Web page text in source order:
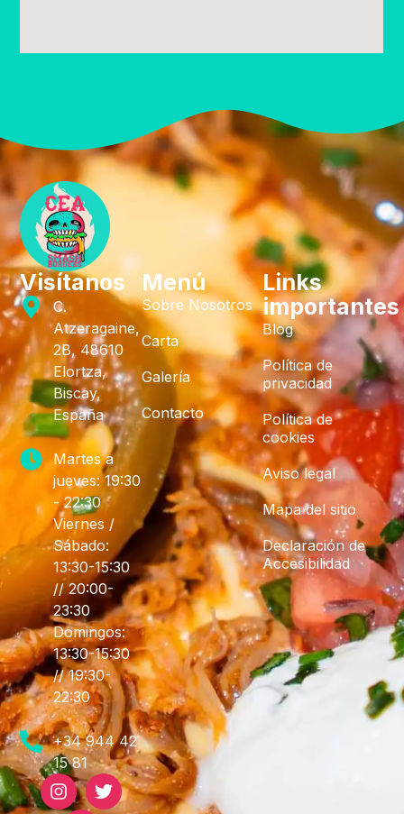
Visítanos
C.
Atzeragaine,
2B, 48610
Elortza,
Biscay,
España
Martes a
jueves: 19:30
- 22:30
Viernes /
Sábado:
13:30-15:30
// 20:00-
23:30
Domingos:
13:30-15:30
// 19:30-
22:30
+34 944 42
15 81
Menú
Sobre Nosotros
Carta
Galería
Contacto
Links
importantes
Blog
Política de
privacidad
Política de
cookies
Aviso legal
Mapa del sitio
Declaración de
Accesibilidad